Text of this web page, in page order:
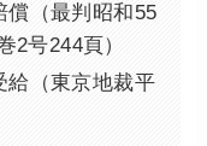
償（最判昭和55
2号244頁）
給（東京地裁平